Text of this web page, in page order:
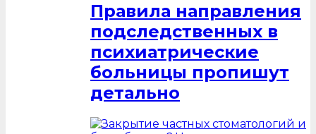
Правила направления
подследственных в
психиатрические
больницы пропишут
детально